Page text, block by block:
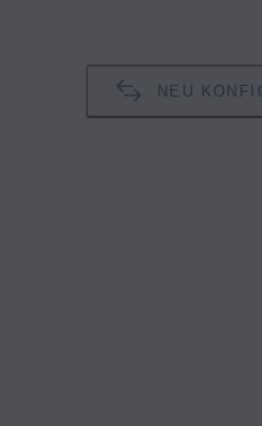
NEU